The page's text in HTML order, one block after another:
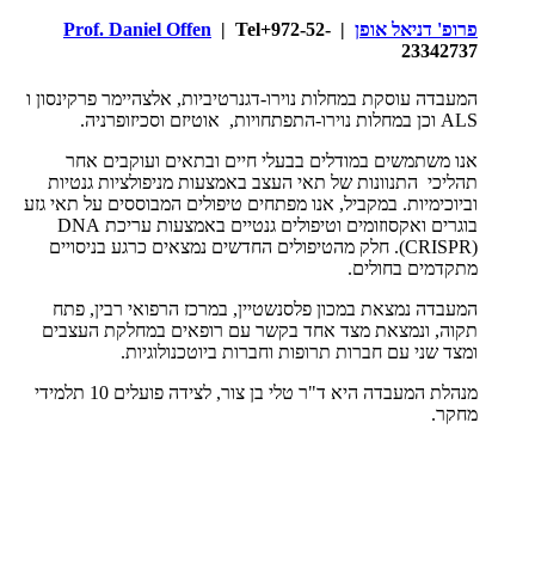
פרופ' דניאל אופן |
Prof. Daniel Offen | Tel+972-52-
23342737
המעבדה עוסקת במחלות נוירו-דגנרטיביות, אלצהיימר פרקינסון ו
ALS וכן במחלות נוירו-התפתחויות, אוטיזם וסכיזופרניה.
אנו משתמשים במודלים בבעלי חיים ובתאים ועוקבים אחר
תהליכי התנוונות של תאי העצב באמצעות מניפולציות גנטיות
וביוכימיות. במקביל, אנו מפתחים טיפולים המבוססים על תאי גזע
בוגרים ואקסוזומים וטיפולים גנטיים באמצעות עריכת DNA
CRISPR)). חלק מהטיפולים החדשים נמצאים כרגע בניסויים
מתקדמים בחולים.
המעבדה נמצאת במכון פלסנשטיין, במרכז הרפואי רבין, פתח
תקוה, ונמצאת מצד אחד בקשר עם רופאים במחלקת העצבים
ומצד שני עם חברות תרופות וחברות ביוטכנולוגיות.
מנהלת המעבדה היא ד"ר טלי בן צור, לצידה פועלים 10
תלמידי
מחקר.